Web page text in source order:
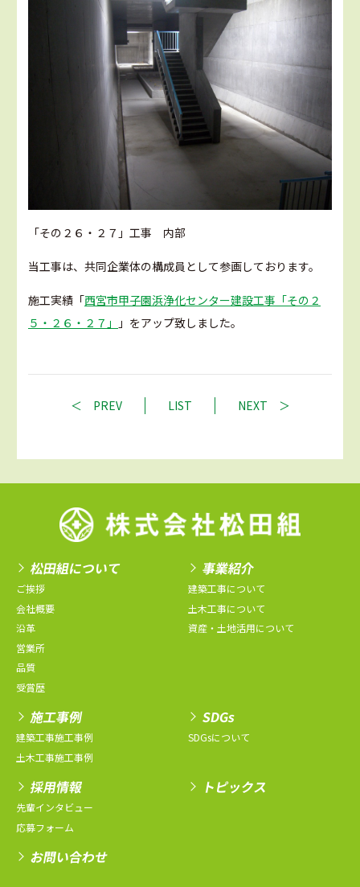
「その２６・２７」工事 内部
当工事は、共同企業体の構成員として参画しております。
施工実績「西宮市甲子園浜浄化センター建設工事「その２
５・２６・２７」
」をアップ致しました。
PREV LIST NEXT
松田組について
ご挨拶
会社概要
沿革
営業所
品質
受賞歴
事業紹介
建築工事について
土木工事について
資産・土地活用について
施工事例
建築工事施工事例
土木工事施工事例
SDGs
SDGsについて
採用情報
先輩インタビュー
応募フォーム
トピックス
お問い合わせ